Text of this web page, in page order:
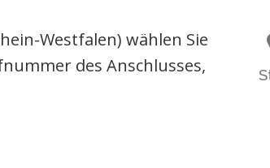
Westfalen) wählen Sie
des Anschlusses,